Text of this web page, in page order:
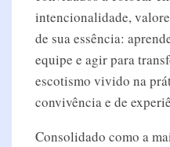
intencionalidade,
de sua essência:
equipe e agir para
escotismo vivido na
convivência e de
Consolidado como a